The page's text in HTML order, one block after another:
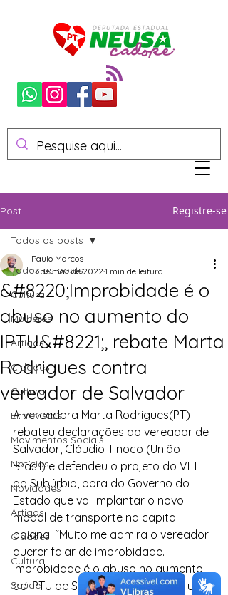
Post Registre-se
Todos os posts
Cultura
Mulheres
Artigos
Cidades
Cultura
Entrevistas
Movimentos Sociais
Notícias
Novidades
Artigos
Cidades
Cultura
Saúde
Todos os posts
&#8220;Improbidade é o
abuso no aumento do
IPTU&#8221;, rebate Marta
Rodrigues contra
vereador de Salvador
Paulo Marcos
17 de mar. de 2022 1 min de leitura
A vereadora Marta Rodrigues(PT)
rebateu declarações do vereador de
Salvador, Cláudio Tinoco (União
Brasil) e defendeu o projeto do VLT
do Subúrbio, obra do Governo do
Estado que vai implantar o novo
modal de transporte na capital
baiana. “Muito me admira o vereador
querer falar de improbidade.
Improbidade é o abuso no aumento
do IPTU de Salvador, só pra citar um